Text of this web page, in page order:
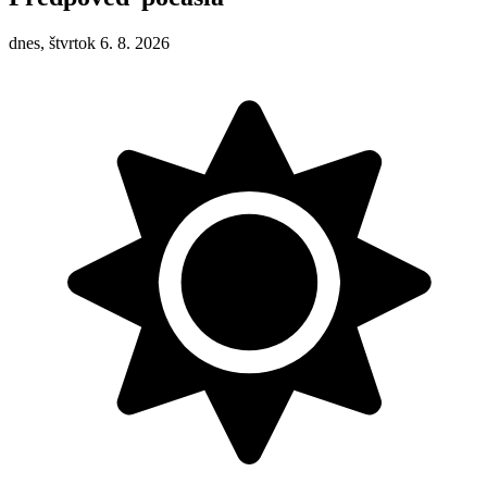
dnes, štvrtok 6. 8. 2026